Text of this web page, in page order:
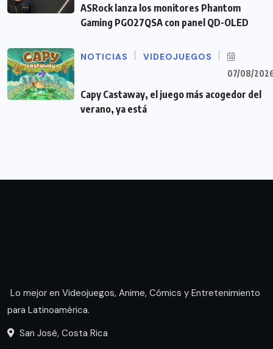
ASRock lanza los monitores Phantom
Gaming PGO27QSA con panel QD-OLED
NOTICIAS VIDEOJUEGOS
07/08/
Capy Castaway, el juego más acogedor del
verano, ya está
Lo mejor en Videojuegos, Anime, Cómics y Entretenimiento
para Latinoamérica.
San José, Costa Rica